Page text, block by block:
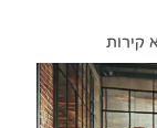
קירות